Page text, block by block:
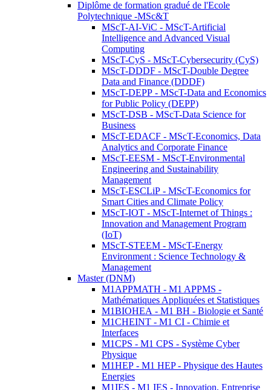
Diplôme de formation gradué de l'Ecole
Polytechnique -MSc&T
MScT-AI-ViC - MScT-Artificial
Intelligence and Advanced Visual
Computing
MScT-CyS - MScT-Cybersecurity (CyS)
MScT-DDDF - MScT-Double Degree
Data and Finance (DDDF)
MScT-DEPP - MScT-Data and Economics
for Public Policy (DEPP)
MScT-DSB - MScT-Data Science for
Business
MScT-EDACF - MScT-Economics, Data
Analytics and Corporate Finance
MScT-EESM - MScT-Environmental
Engineering and Sustainability
Management
MScT-ESCLiP - MScT-Economics for
Smart Cities and Climate Policy
MScT-IOT - MScT-Internet of Things :
Innovation and Management Program
(IoT)
MScT-STEEM - MScT-Energy
Environment : Science Technology &
Management
Master (DNM)
M1APPMATH - M1 APPMS -
Mathématiques Appliquées et Statistiques
M1BIOHEA - M1 BH - Biologie et Santé
M1CHEINT - M1 CI - Chimie et
Interfaces
M1CPS - M1 CPS - Système Cyber
Physique
M1HEP - M1 HEP - Physique des Hautes
Energies
M1IES - M1 IES - Innovation, Entreprise